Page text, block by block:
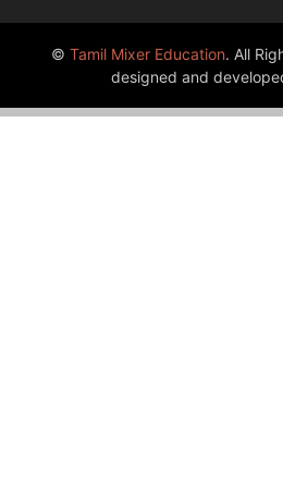
© Tamil Mixer Education. All
designed and